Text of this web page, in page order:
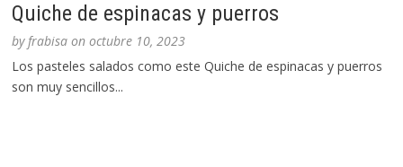
Quiche de espinacas y puerros
byfrabisa onoctubre 10, 2023
Los pasteles salados como este Quiche de espinacas y puerros
son muy sencillos...